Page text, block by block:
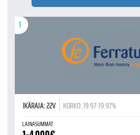
1
IKÄRAJA: 22V KORKO: 19.97-19.97%
LAINASUMMAT